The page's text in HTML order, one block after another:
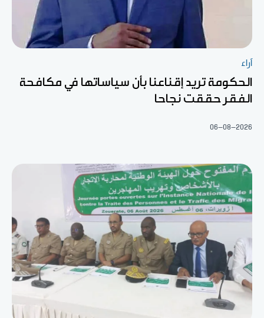
آراء
الحكومة تريد إقناعنا بأن سياساتها في مكافحة
الفقر حققت نجاحا
06-08-2026